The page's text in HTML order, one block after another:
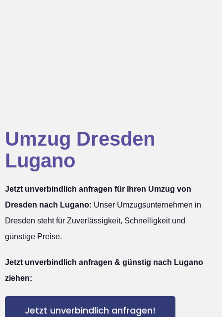
Umzug Dresden
Lugano
Jetzt unverbindlich anfragen für Ihren Umzug von
Dresden nach Lugano: Unser Umzugsunternehmen in
Dresden steht für Zuverlässigkeit, Schnelligkeit und
günstige Preise.
Jetzt unverbindlich anfragen & günstig nach Lugano
ziehen:
Jetzt unverbindlich anfragen!